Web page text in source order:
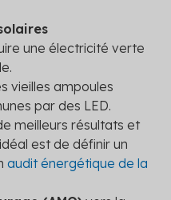
une électricité verte
vieilles ampoules
par des LED.
meilleurs résultats et
est de définir un
audit énergétique de la